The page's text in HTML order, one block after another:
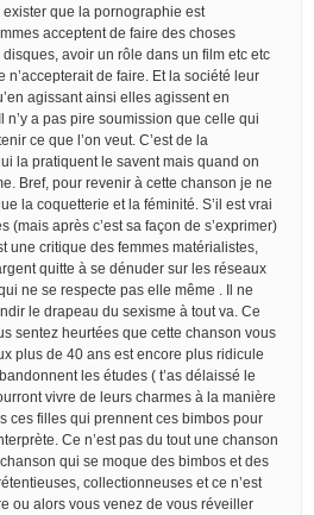
que la pornographie est
acceptent de faire des choses
avoir un rôle dans un film etc etc
n’accepterait de faire. Et la société leur
agissant ainsi elles agissent en
n’y a pas pire soumission que celle qui
ce que l’on veut. C’est de la
la pratiquent le savent mais quand on
Bref, pour revenir à cette chanson je ne
la coquetterie et la féminité. S’il est vrai
(mais après c’est sa façon de s’exprimer)
une critique des femmes matérialistes,
quitte à se dénuder sur les réseaux
ne se respecte pas elle même . Il ne
le drapeau du sexisme à tout va. Ce
sentez heurtées que cette chanson vous
plus de 40 ans est encore plus ridicule
les études ( t’as délaissé le
vivre de leurs charmes à la manière
ces filles qui prennent ces bimbos pour
Ce n’est pas du tout une chanson
qui se moque des bimbos et des
collectionneuses et ce n’est
ou alors vous venez de vous réveiller